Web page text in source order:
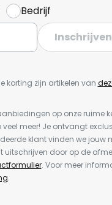
Bedrijf
Inschrijven
korting zijn artikelen van
op onze ruime
meer! Je ontvangt
klant vinden we jouw
uitschrijven door op de
. Voor meer
.